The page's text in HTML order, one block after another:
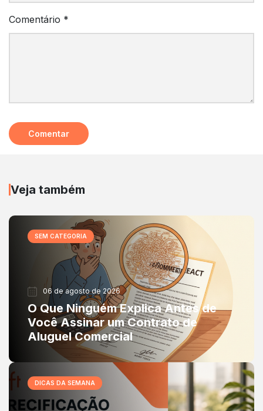
Comentário *
Veja também
SEM CATEGORIA
06 de agosto de 2026
O Que Ninguém Explica Antes de
Você Assinar um Contrato de
Aluguel Comercial
DICAS DA SEMANA